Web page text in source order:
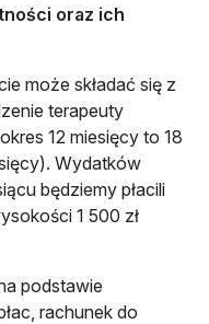
oraz ich
może składać się z
terapeuty
12 miesięcy to 18
Wydatków
będziemy płacili
1 500 zł
podstawie
rachunek do